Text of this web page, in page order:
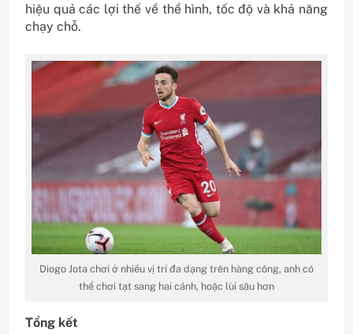
hiệu quả các lợi thế về thể hình, tốc độ và khả năng
chạy chỗ.
Diogo Jota chơi ở nhiều vị trí đa dạng trên hàng công, anh có
thể chơi tạt sang hai cánh, hoặc lùi sâu hơn
Tổng kết